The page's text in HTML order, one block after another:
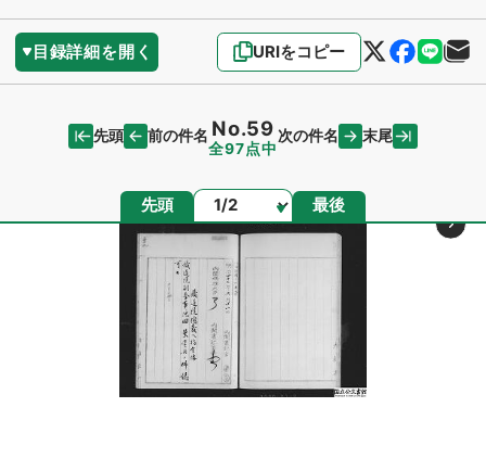
目録詳細を開く URIをコピー
先頭 前の件名 No.59
全97点中
次の件名 末尾
先頭 ページ 最後